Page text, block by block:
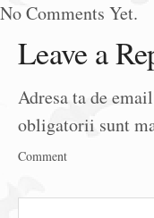
No Comments Yet.
Leave a
Adresa ta de
obligatorii sunt
Comment